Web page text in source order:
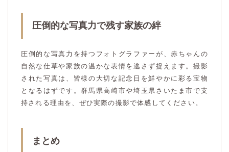
圧倒的な写真力で残す家族の絆
圧倒的な写真力を持つフォトグラファーが、赤ちゃんの
自然な仕草や家族の温かな表情を逃さず捉えます。撮影
された写真は、皆様の大切な記念日を鮮やかに彩る宝物
となるはずです。群馬県高崎市や埼玉県さいたま市で支
持される理由を、ぜひ実際の撮影で体感してください。
まとめ